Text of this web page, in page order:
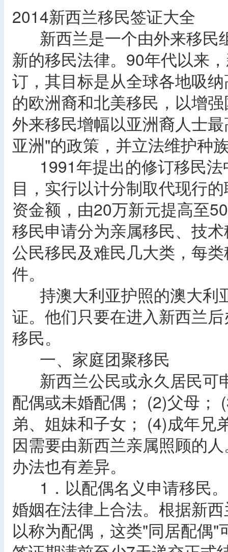
2014新西兰移民签证大全
新西兰是一个由外来移民
新的移民法律。90年代以来
订，其目标是从全球各地吸
的欧洲裔和北美移民，以增
外来移民增幅以亚洲裔人士
亚洲"的政策，并立法维护种
1991年提出的修订移民法
目，实行以计分制取代现行
资金额，由20万新元提高至
移民申请分为亲属移民、技
公民移民及难民几大类，每
件。
持澳大利亚护照的澳大利
证。他们只要在进入新西兰
移民。
一、家庭团聚移民
新西兰公民或永久居民可
配偶或未婚配偶； (2)父母；
弟、姐妹和子女； (4)成年兄
因需要由新西兰亲属照顾的
办法也有差异。
1．以配偶名义申请移民
婚姻在法律上合法。根据新
以称为配偶，这类"同居配偶